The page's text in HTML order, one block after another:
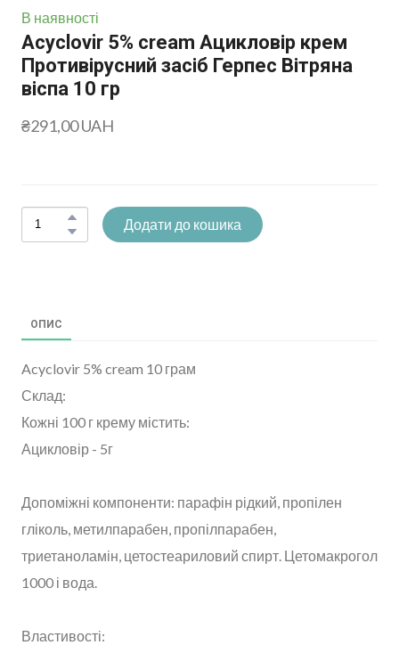
В наявності
Acyclovir 5% cream Ацикловір крем
Противірусний засіб Герпес Вітряна
віспа 10 гр
₴291,00 UAH
Додати до кошика
ОПИС
Acyclovir 5% cream 10 грам
Склад:
Кожні 100 г крему містить:
Ацикловір - 5г
Допоміжні компоненти: парафін рідкий, пропілен
гліколь, метилпарабен, пропілпарабен,
триетаноламін, цетостеариловий спирт. Цетомакрогол
1000 і вода.
Властивості: